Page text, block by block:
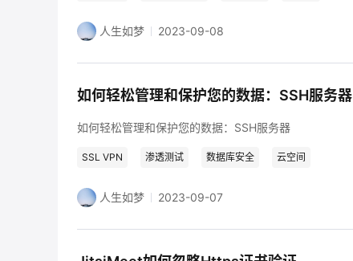
人生如梦 2023-09-08
如何轻松管理和保护您的数据：SSH服务器
如何轻松管理和保护您的数据：SSH服务器
SSL VPN 渗透测试 数据库安全 云空间
人生如梦 2023-09-07